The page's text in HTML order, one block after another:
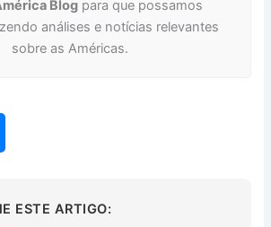
Blogpara que possamos
análises e notícias relevantes
sobre as Américas.
ESTE ARTIGO: